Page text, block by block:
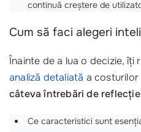
continuă creștere de
Cum să faci alegeri
Înainte de a lua o decizie, îți
analiză detaliată a costurilor
câteva întrebări de
Ce caracteristici sunt